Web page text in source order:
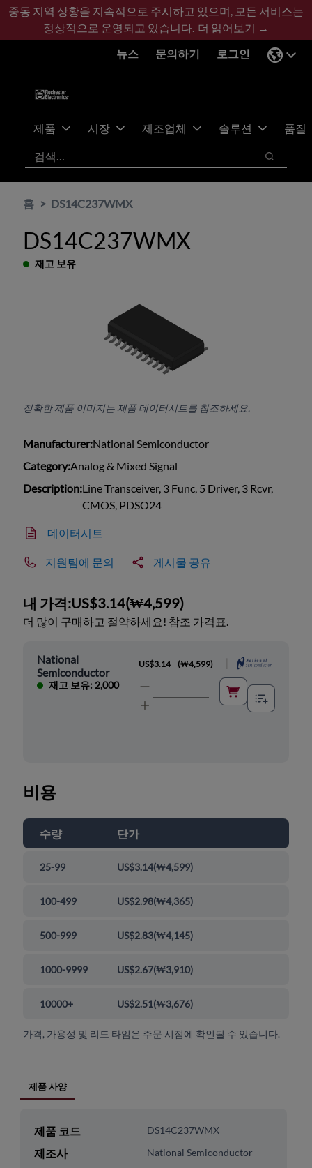
기
콘
바
글
중동 지역 상황을 지속적으로 주시하고 있으며, 모든 서비스는
정상적으로 운영되고 있습니다. 더 읽어보기 →
뉴스
문의하기 로그인
제품 시장 제조업체 솔루션
품질
검색
검색
홈 DS14C237WMX
DS14C237WMX
재고 보유
정확한 제품 이미지는 제품 데이터시트를 참조하세요.
Manufacturer:National Semiconductor
Category:Analog & Mixed Signal
Description:Line Transceiver, 3 Func, 5 Driver, 3 Rcvr,
CMOS, PDSO24
데이터시트
지원팀에 문의 게시물 공유
내 가격:US$3.14(₩4,599)
더 많이 구매하고 절약하세요! 참조 가격표.
National
Semiconductor
재고 보유: 2,000
US$3.14 (₩4,599)
비용
수량 단가
25-99 US$3.14(₩4,599)
100-499 US$2.98(₩4,365)
500-999 US$2.83(₩4,145)
1000-9999 US$2.67(₩3,910)
10000+ US$2.51(₩3,676)
가격, 가용성 및 리드 타임은 주문 시점에 확인될 수 있습니다.
제품 사양
제품 코드 DS14C237WMX
제조사 National Semiconductor